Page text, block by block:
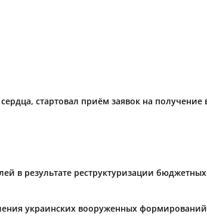
стартовал приём заявок на
в результате реструктуризации
украинских вооруженных